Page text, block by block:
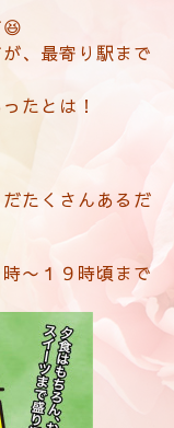
、最寄り駅まで
たとは！
たくさんあるだ
〜１９時頃まで